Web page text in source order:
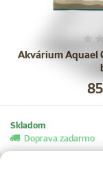
Akvárium Aquael
Skladom
Doprava zadarmo